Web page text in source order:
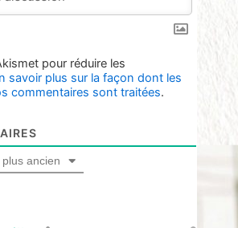
pour réduire les
savoir plus sur la façon dont les
commentaires sont traitées.
plus ancien